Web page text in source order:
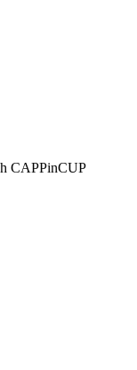
CAPPinCUP